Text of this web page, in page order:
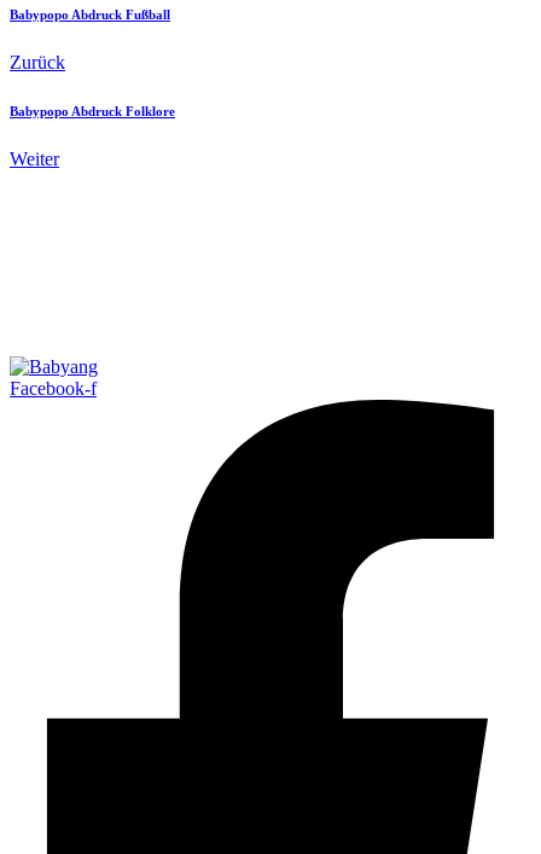
Babypopo Abdruck Fußball
Zurück
Babypopo Abdruck Folklore
Weiter
Facebook-f